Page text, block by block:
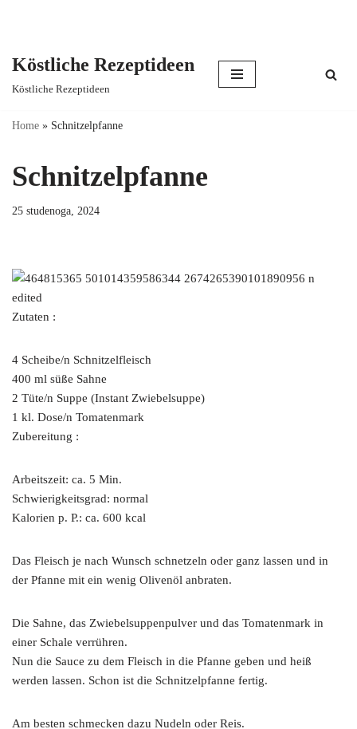
content
Köstliche Rezeptideen
Köstliche Rezeptideen
Home » Schnitzelpfanne
Schnitzelpfanne
25 studenoga, 2024
Zutaten :
4 Scheibe/n Schnitzelfleisch
400 ml süße Sahne
2 Tüte/n Suppe (Instant Zwiebelsuppe)
1 kl. Dose/n Tomatenmark
Zubereitung :
Arbeitszeit: ca. 5 Min.
Schwierigkeitsgrad: normal
Kalorien p. P.: ca. 600 kcal
Das Fleisch je nach Wunsch schnetzeln oder ganz lassen und in
der Pfanne mit ein wenig Olivenöl anbraten.
Die Sahne, das Zwiebelsuppenpulver und das Tomatenmark in
einer Schale verrühren.
Nun die Sauce zu dem Fleisch in die Pfanne geben und heiß
werden lassen. Schon ist die Schnitzelpfanne fertig.
Am besten schmecken dazu Nudeln oder Reis.